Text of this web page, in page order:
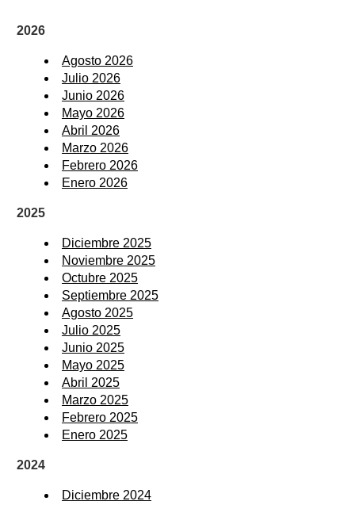
2026
Agosto 2026
Julio 2026
Junio 2026
Mayo 2026
Abril 2026
Marzo 2026
Febrero 2026
Enero 2026
2025
Diciembre 2025
Noviembre 2025
Octubre 2025
Septiembre 2025
Agosto 2025
Julio 2025
Junio 2025
Mayo 2025
Abril 2025
Marzo 2025
Febrero 2025
Enero 2025
2024
Diciembre 2024